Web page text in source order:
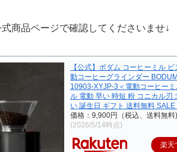
商品ページで確認してくださいませ↓
【公式】ボダム コーヒーミル
動コーヒーグラインダー
10903-XYJP-3＜電動コーヒー
ル 電動 早い 時短 粉 コニカル刃
い 誕生日 ギフト 送料無料
価格：9,900円（税込、送料無料)
(2026/5/14時点)
楽天